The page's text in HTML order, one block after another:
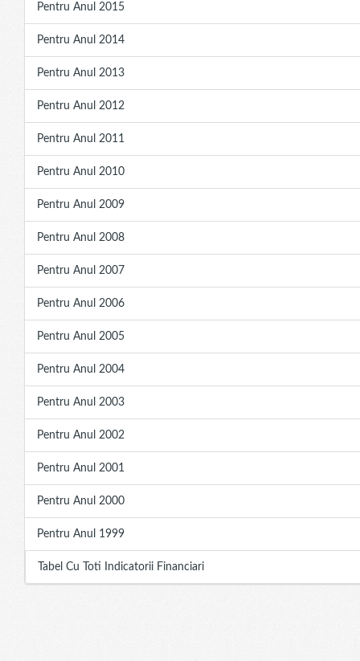
Pentru Anul 2015
Pentru Anul 2014
Pentru Anul 2013
Pentru Anul 2012
Pentru Anul 2011
Pentru Anul 2010
Pentru Anul 2009
Pentru Anul 2008
Pentru Anul 2007
Pentru Anul 2006
Pentru Anul 2005
Pentru Anul 2004
Pentru Anul 2003
Pentru Anul 2002
Pentru Anul 2001
Pentru Anul 2000
Pentru Anul 1999
Tabel Cu Toti Indicatorii Financiari